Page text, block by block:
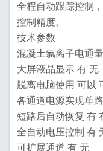
全程自动跟踪控制
控制精度。
技术参数
混凝土氯离子电通
大屏液晶显示 有 无
脱离电脑使用 可以
各通道电源实现单
短路后自动恢复 有
全自动电压控制 有
可扩展通道 有 无